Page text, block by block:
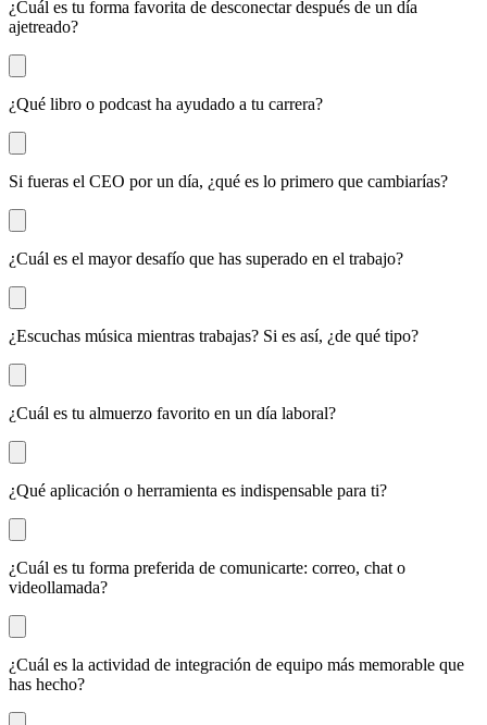
¿Cuál es tu forma favorita de desconectar después de un día
ajetreado?
¿Qué libro o podcast ha ayudado a tu carrera?
Si fueras el CEO por un día, ¿qué es lo primero que cambiarías?
¿Cuál es el mayor desafío que has superado en el trabajo?
¿Escuchas música mientras trabajas? Si es así, ¿de qué tipo?
¿Cuál es tu almuerzo favorito en un día laboral?
¿Qué aplicación o herramienta es indispensable para ti?
¿Cuál es tu forma preferida de comunicarte: correo, chat o
videollamada?
¿Cuál es la actividad de integración de equipo más memorable que
has hecho?